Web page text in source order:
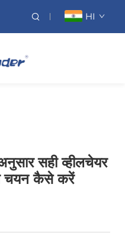
HI
सही व्हीलचेयर
चयन कैसे करें